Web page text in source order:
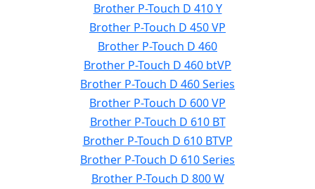
Brother P-Touch D 410 Y
Brother P-Touch D 450 VP
Brother P-Touch D 460
Brother P-Touch D 460 btVP
Brother P-Touch D 460 Series
Brother P-Touch D 600 VP
Brother P-Touch D 610 BT
Brother P-Touch D 610 BTVP
Brother P-Touch D 610 Series
Brother P-Touch D 800 W